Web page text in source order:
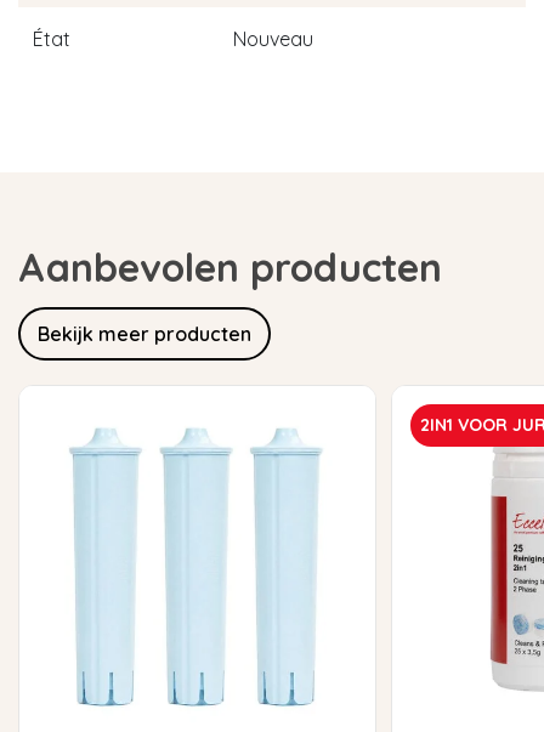
État Nouveau
Aanbevolen producten
Bekijk meer producten
2IN1 VOOR